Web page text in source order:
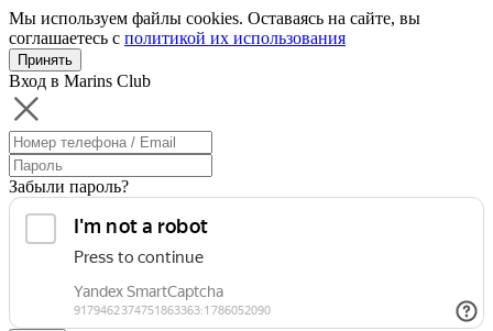
Мы используем файлы cookies. Оставаясь на сайте, вы
соглашаетесь с политикой их использования
Принять
Вход в Marins Club
Забыли пароль?